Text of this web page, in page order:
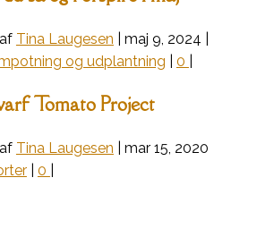
Tina Laugesen maj 9, 2024
og udplantning
0
Tomato Project
Tina Laugesen
mar 15, 2020
| 0